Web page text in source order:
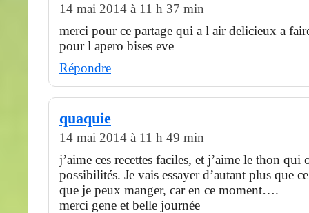
14 mai 2014 à 11 h 37 min
merci pour ce partage qui a l air delicieux a
pour l apero bises eve
Répondre
quaquie
14 mai 2014 à 11 h 49 min
j’aime ces recettes faciles, et j’aime le thon qui
possibilités. Je vais essayer d’autant plus que
que je peux manger, car en ce moment….
merci gene et belle journée